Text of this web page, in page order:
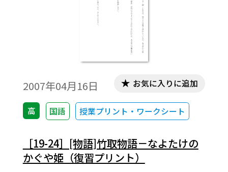
2007年04月16日
高 国語 授業プリント・ワークシート
お気に入りに追加
［19-24］[物語]竹取物語－なよたけの
かぐや姫（復習プリント）